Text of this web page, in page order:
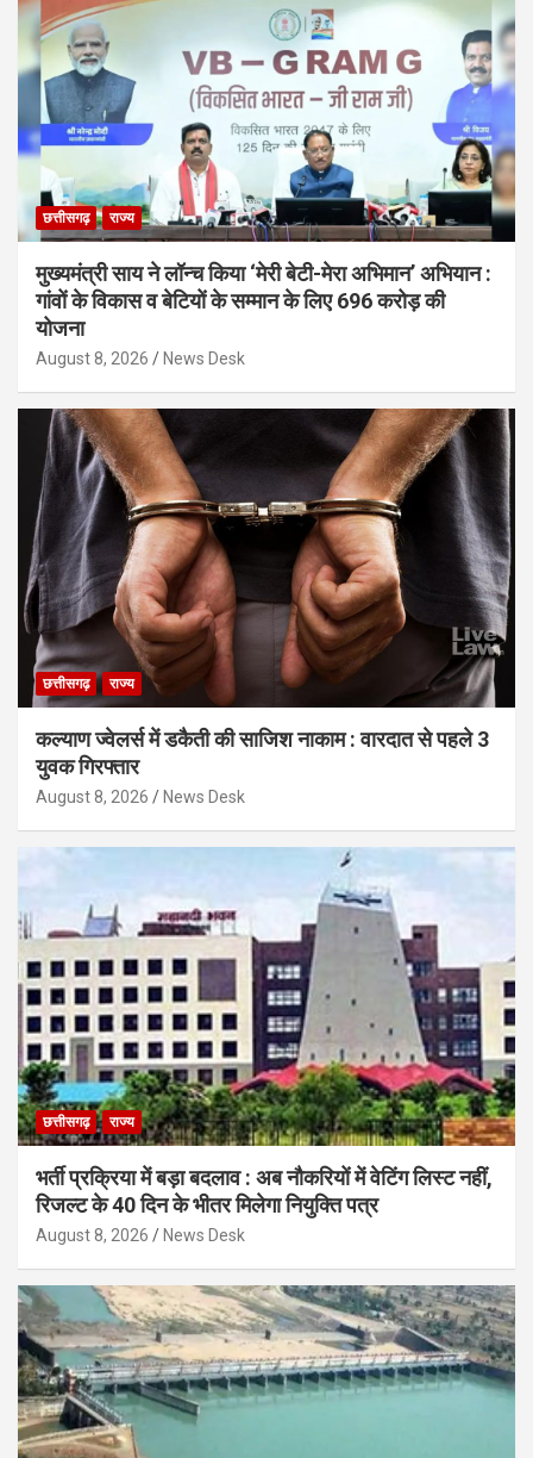
छत्तीसगढ़ राज्य
मुख्यमंत्री साय ने लॉन्च किया ‘मेरी बेटी-मेरा अभिमान’ अभियान :
गांवों के विकास व बेटियों के सम्मान के लिए 696 करोड़ की
योजना
August 8, 2026 News Desk
छत्तीसगढ़ राज्य
कल्याण ज्वेलर्स में डकैती की साजिश नाकाम : वारदात से पहले 3
युवक गिरफ्तार
August 8, 2026 News Desk
छत्तीसगढ़ राज्य
भर्ती प्रक्रिया में बड़ा बदलाव : अब नौकरियों में वेटिंग लिस्ट नहीं,
रिजल्ट के 40 दिन के भीतर मिलेगा नियुक्ति पत्र
August 8, 2026 News Desk